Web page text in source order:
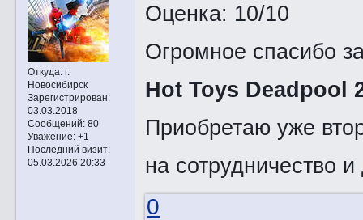
Откуда:г.
Новосибирск
Зарегистрирован:
03.03.2018
Сообщений:80
Уважение: +1
Последний визит:
05.03.2026 20:33
Оценка: 10/10
Огромное спасибо
Hot Toys Deadpool
Приобретаю уже
на сотрудничество
0